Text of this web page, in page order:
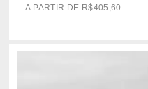
A PARTIR DE R$405,60